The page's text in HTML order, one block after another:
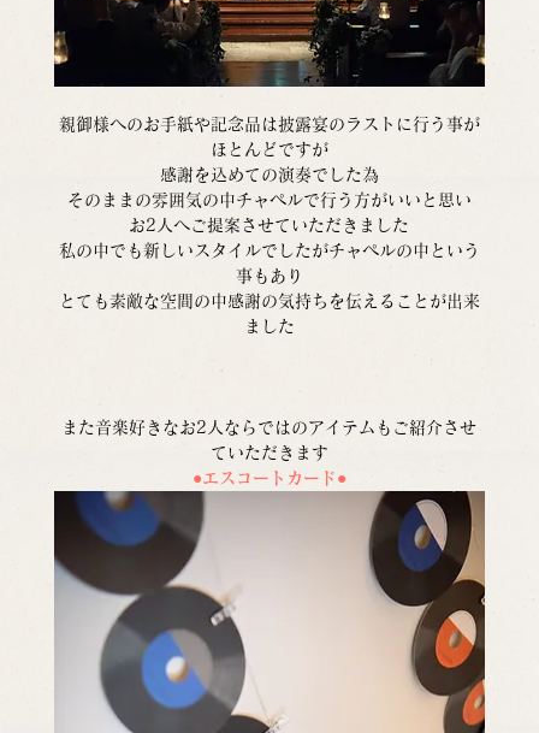
親御様へのお手紙や記念品は披露宴のラストに行う事が
ほとんどですが
感謝を込めての演奏でした為
そのままの雰囲気の中チャペルで行う方がいいと思い
お2人へご提案させていただきました
私の中でも新しいスタイルでしたがチャペルの中という
事もあり
とても素敵な空間の中感謝の気持ちを伝えることが出来
ました
また音楽好きなお2人ならではのアイテムもご紹介させ
ていただきます
●エスコートカード●